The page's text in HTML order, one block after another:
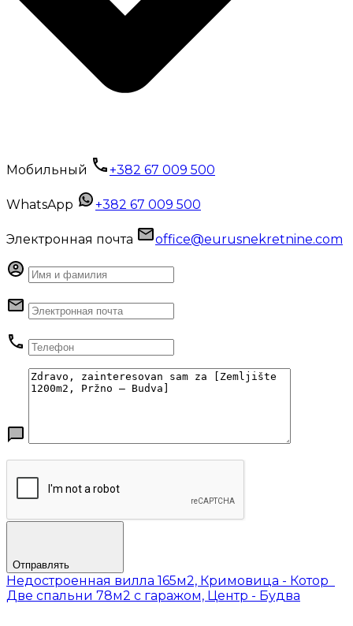
Мобильный +382 67 009 500
WhatsApp +382 67 009 500
Электронная почта office@eurusnekretnine.com
Отправлять
Недостроенная вилла 165м2, Кримовица - Котор
Две спальни 78м2 с гаражом, Центр - Будва